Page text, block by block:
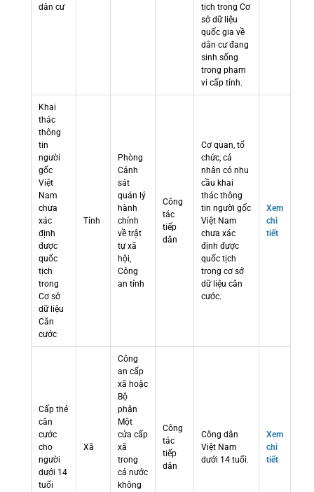
dân cư
tịch trong Cơ
sở dữ liệu
quốc gia về
dân cư đang
sinh sống
trong phạm
vi cấp tỉnh.
Khai
thác
thông
tin
người
gốc
Việt
Nam
chưa
xác
định
được
quốc
tịch
trong
Cơ sở
dữ liệu
Căn
cước
Tỉnh
Phòng
Cảnh
sát
quản lý
hành
chính
về trật
tự xã
hội,
Công
an tỉnh
Công
tác
tiếp
dân
Cơ quan, tổ
chức, cá
nhân có nhu
cầu khai
thác thông
tin người gốc
Việt Nam
chưa xác
định được
quốc tịch
trong cơ sở
dữ liệu căn
cước.
Xem
chi
tiết
Cấp thẻ
căn
cước
cho
người
dưới 14
tuổi
Xã
Công
an cấp
xã hoặc
Bộ
phận
Một
cửa cấp
xã
trong
cả nước
không
Công
tác
tiếp
dân
Công dân
Việt Nam
dưới 14 tuổi.
Xem
chi
tiết